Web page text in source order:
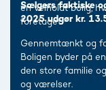
en velholdt bolig,
foretaget.
Sælgers faktiske
2025 udgør kr.
Gennemtænkt og
Boligen byder på
den store familie
og værelser.